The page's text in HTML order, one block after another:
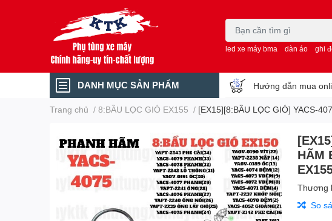
led xe máy bma dàn áo ghi
DANH MỤC SẢN PHẨM Hướng dẫn mua
Trang chủ / 8:BẦU LỌC GIÓ EX155 / [EX15][8:BẦU LỌC GIÓ] YACS-
HÃM
Thương
So